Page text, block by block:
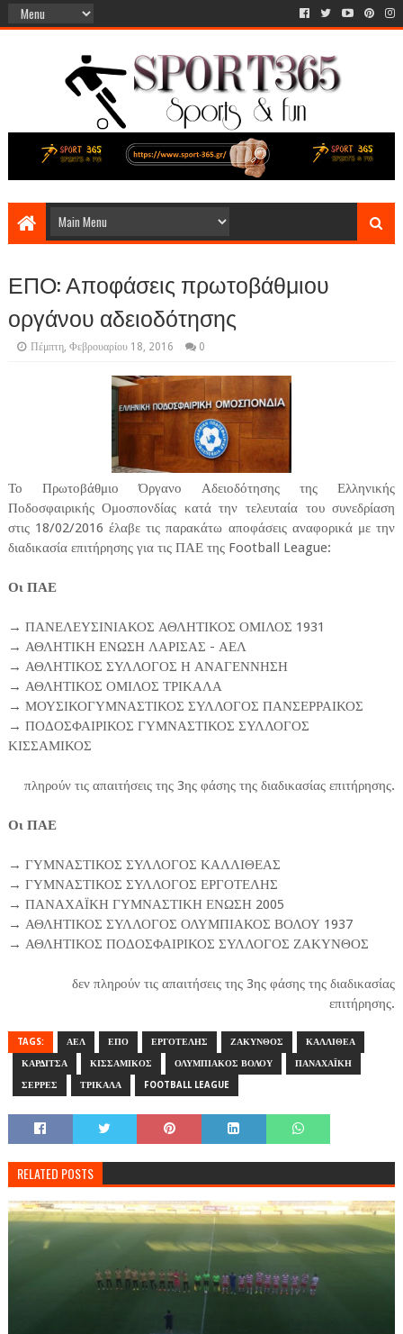
ΕΠΟ: Αποφάσεις πρωτοβάθμιου
οργάνου αδειοδότησης
Πέμπτη, Φεβρουαρίου 18, 2016 0
Το Πρωτοβάθμιο Όργανο Αδειοδότησης της Ελληνικής
Ποδοσφαιρικής Ομοσπονδίας κατά την τελευταία του συνεδρίαση
στις 18/02/2016 έλαβε τις παρακάτω αποφάσεις αναφορικά με την
διαδικασία επιτήρησης για τις ΠΑΕ της Football League:
Οι ΠΑΕ
→ ΠΑΝΕΛΕΥΣΙΝΙΑΚΟΣ ΑΘΛΗΤΙΚΟΣ ΟΜΙΛΟΣ 1931
→ ΑΘΛΗΤΙΚΗ ΕΝΩΣΗ ΛΑΡΙΣΑΣ - ΑΕΛ
→ ΑΘΛΗΤΙΚΟΣ ΣΥΛΛΟΓΟΣ Η ΑΝΑΓΕΝΝΗΣΗ
→ ΑΘΛΗΤΙΚΟΣ ΟΜΙΛΟΣ ΤΡΙΚΑΛΑ
→ ΜΟΥΣΙΚΟΓΥΜΝΑΣΤΙΚΟΣ ΣΥΛΛΟΓΟΣ ΠΑΝΣΕΡΡΑΙΚΟΣ
→ ΠΟΔΟΣΦΑΙΡΙΚΟΣ ΓΥΜΝΑΣΤΙΚΟΣ ΣΥΛΛΟΓΟΣ
ΚΙΣΣΑΜΙΚΟΣ
πληρούν τις απαιτήσεις της 3ης φάσης της διαδικασίας επιτήρησης.
Οι ΠΑΕ
→ ΓΥΜΝΑΣΤΙΚΟΣ ΣΥΛΛΟΓΟΣ ΚΑΛΛΙΘΕΑΣ
→ ΓΥΜΝΑΣΤΙΚΟΣ ΣΥΛΛΟΓΟΣ ΕΡΓΟΤΕΛΗΣ
→ ΠΑΝΑΧΑΪΚΗ ΓΥΜΝΑΣΤΙΚΗ ΕΝΩΣΗ 2005
→ ΑΘΛΗΤΙΚΟΣ ΣΥΛΛΟΓΟΣ ΟΛΥΜΠΙΑΚΟΣ ΒΟΛΟΥ 1937
→ ΑΘΛΗΤΙΚΟΣ ΠΟΔΟΣΦΑΙΡΙΚΟΣ ΣΥΛΛΟΓΟΣ ΖΑΚΥΝΘΟΣ
δεν πληρούν τις απαιτήσεις της 3ης φάσης της διαδικασίας
επιτήρησης.
TAGS: ΑΕΛ ΕΠΟ ΕΡΓΟΤΕΛΗΣ ΖΑΚΥΝΘΟΣ ΚΑΛΛΙΘΕΑ
ΚΑΡΔΙΤΣΑ ΚΙΣΣΑΜΙΚΟΣ ΟΛΥΜΠΙΑΚΟΣ ΒΟΛΟΥ ΠΑΝΑΧΑΪΚΗ
ΣΕΡΡΕΣ ΤΡΙΚΑΛΑ FOOTBALL LEAGUE
RELATED POSTS